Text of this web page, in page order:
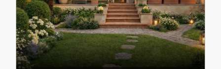
CONTATTI
DICONO
DI
Fermo
Amandola